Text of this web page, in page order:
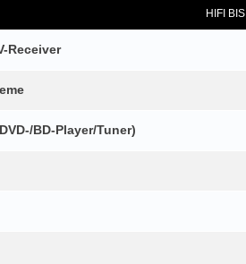
HIFI
Receiver
BD-Player/Tuner)